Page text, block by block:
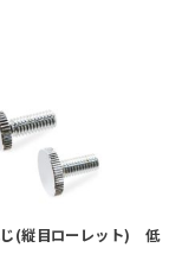
(縦目ローレット) 低